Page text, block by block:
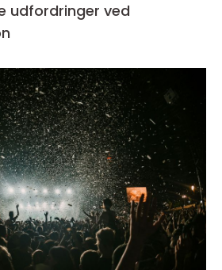
udfordringer ved